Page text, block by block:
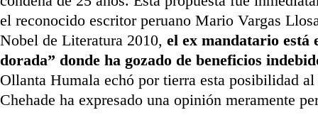
el reconocido escritor peruano Mario Vargas
Nobel de Literatura 2010, el ex mandatario está
dorada” donde ha gozado de beneficios
Ollanta Humala echó por tierra esta posibilidad
Chehade ha expresado una opinión meramente